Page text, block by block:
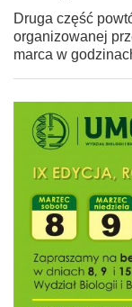
Druga część
organizowanej
marca w